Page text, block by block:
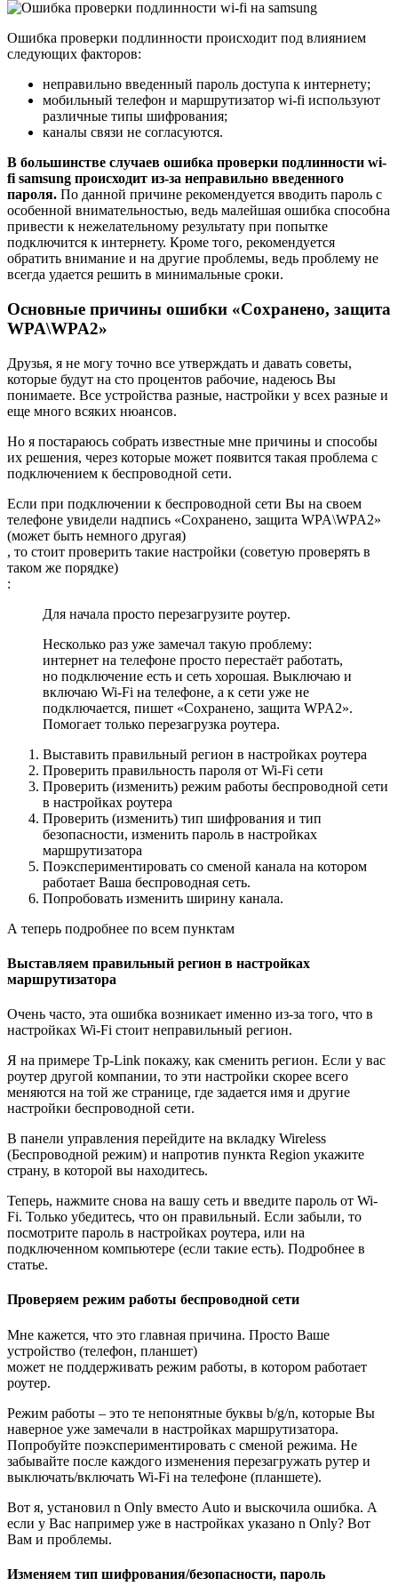
Ошибка проверки подлинности происходит под влиянием
следующих факторов:
неправильно введенный пароль доступа к интернету;
мобильный телефон и маршрутизатор wi-fi используют
различные типы шифрования;
каналы связи не согласуются.
В большинстве случаев ошибка проверки подлинности wi-
fi samsung происходит из-за неправильно введенного
пароля. По данной причине рекомендуется вводить пароль с
особенной внимательностью, ведь малейшая ошибка способна
привести к нежелательному результату при попытке
подключится к интернету. Кроме того, рекомендуется
обратить внимание и на другие проблемы, ведь проблему не
всегда удается решить в минимальные сроки.
Основные причины ошибки «Сохранено, защита
WPA\WPA2»
Друзья, я не могу точно все утверждать и давать советы,
которые будут на сто процентов рабочие, надеюсь Вы
понимаете. Все устройства разные, настройки у всех разные и
еще много всяких нюансов.
Но я постараюсь собрать известные мне причины и способы
их решения, через которые может появится такая проблема с
подключением к беспроводной сети.
Если при подключении к беспроводной сети Вы на своем
телефоне увидели надпись «Сохранено, защита WPA\WPA2»
(может быть немного другая)
, то стоит проверить такие настройки (советую проверять в
таком же порядке)
:
Для начала просто перезагрузите роутер.
Несколько раз уже замечал такую проблему:
интернет на телефоне просто перестаёт работать,
но подключение есть и сеть хорошая. Выключаю и
включаю Wi-Fi на телефоне, а к сети уже не
подключается, пишет «Сохранено, защита WPA2».
Помогает только перезагрузка роутера.
Выставить правильный регион в настройках роутера
Проверить правильность пароля от Wi-Fi сети
Проверить (изменить) режим работы беспроводной сети
в настройках роутера
Проверить (изменить) тип шифрования и тип
безопасности, изменить пароль в настройках
маршрутизатора
Поэкспериментировать со сменой канала на котором
работает Ваша беспроводная сеть.
Попробовать изменить ширину канала.
А теперь подробнее по всем пунктам
Выставляем правильный регион в настройках
маршрутизатора
Очень часто, эта ошибка возникает именно из-за того, что в
настройках Wi-Fi стоит неправильный регион.
Я на примере Tp-Link покажу, как сменить регион. Если у вас
роутер другой компании, то эти настройки скорее всего
меняются на той же странице, где задается имя и другие
настройки беспроводной сети.
В панели управления перейдите на вкладку Wireless
(Беспроводной режим) и напротив пункта Region укажите
страну, в которой вы находитесь.
Теперь, нажмите снова на вашу сеть и введите пароль от Wi-
Fi. Только убедитесь, что он правильный. Если забыли, то
посмотрите пароль в настройках роутера, или на
подключенном компьютере (если такие есть). Подробнее в
статье.
Проверяем режим работы беспроводной сети
Мне кажется, что это главная причина. Просто Ваше
устройство (телефон, планшет)
может не поддерживать режим работы, в котором работает
роутер.
Режим работы – это те непонятные буквы b/g/n, которые Вы
наверное уже замечали в настройках маршрутизатора.
Попробуйте поэкспериментировать с сменой режима. Не
забывайте после каждого изменения перезагружать рутер и
выключать/включать Wi-Fi на телефоне (планшете).
Вот я, установил n Only вместо Auto и выскочила ошибка. А
если у Вас например уже в настройках указано n Only? Вот
Вам и проблемы.
Изменяем тип шифрования/безопасности, пароль